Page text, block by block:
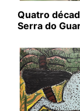
Quatro
Serra do